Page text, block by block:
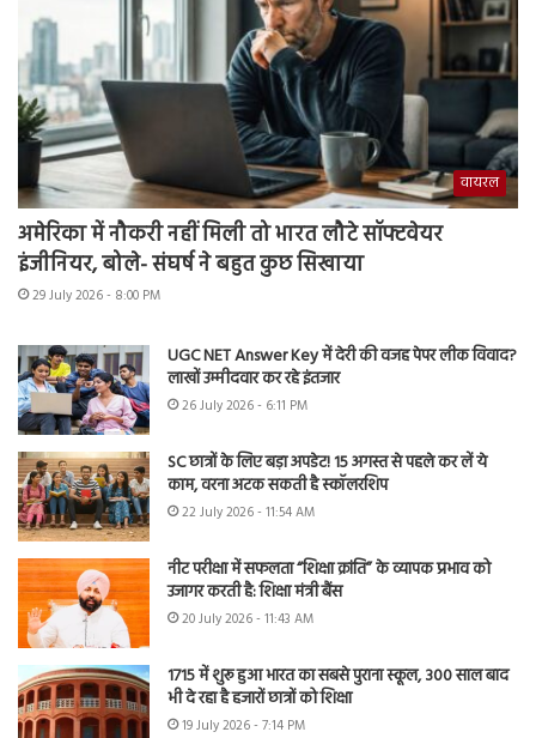
वायरल
अमेरिका में नौकरी नहीं मिली तो भारत लौटे सॉफ्टवेयर
इंजीनियर, बोले- संघर्ष ने बहुत कुछ सिखाया
29 July 2026 - 8:00 PM
UGC NET Answer Key में देरी की वजह पेपर लीक विवाद?
लाखों उम्मीदवार कर रहे इंतजार
26 July 2026 - 6:11 PM
SC छात्रों के लिए बड़ा अपडेट! 15 अगस्त से पहले कर लें ये
काम, वरना अटक सकती है स्कॉलरशिप
22 July 2026 - 11:54 AM
नीट परीक्षा में सफलता “शिक्षा क्रांति” के व्यापक प्रभाव को
उजागर करती है: शिक्षा मंत्री बैंस
20 July 2026 - 11:43 AM
1715 में शुरू हुआ भारत का सबसे पुराना स्कूल, 300 साल बाद
भी दे रहा है हजारों छात्रों को शिक्षा
19 July 2026 - 7:14 PM